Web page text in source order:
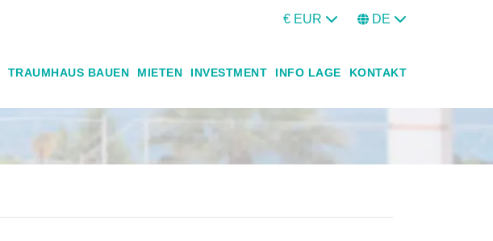
€ EUR DE
TRAUMHAUS BAUEN MIETEN INVESTMENT INFO LAGE KONTAKT